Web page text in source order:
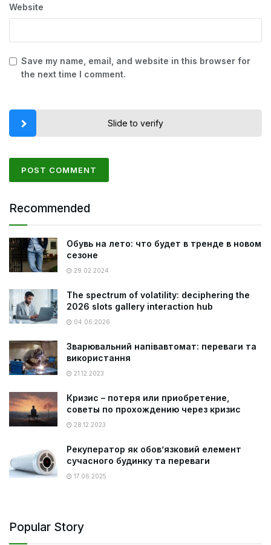
Website
Save my name, email, and website in this browser for
the next time I comment.
Slide to verify
Recommended
Обувь на лето: что будет в тренде в новом
сезоне
29.02.2024
The spectrum of volatility: deciphering the
2026 slots gallery interaction hub
04.06.2026
Зварювальний напівавтомат: переваги та
використання
21.12.2023
Кризис – потеря или приобретение,
советы по прохождению через кризис
28.12.2023
Рекуператор як обов’язковий елемент
сучасного будинку та переваги
17.06.2025
Popular Story